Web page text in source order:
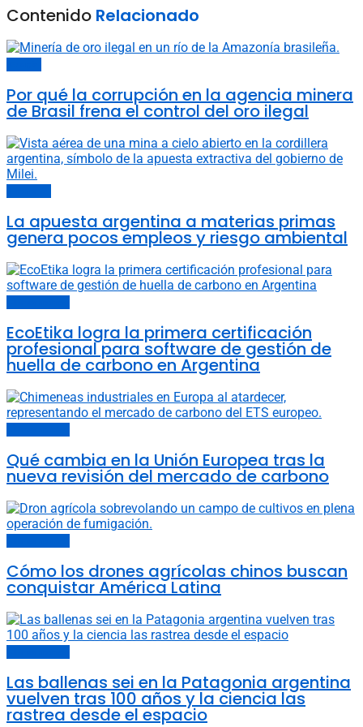
Contenido Relacionado
Por qué la corrupción en la agencia minera
de Brasil frena el control del oro ilegal
La apuesta argentina a materias primas
genera pocos empleos y riesgo ambiental
EcoEtika logra la primera certificación
profesional para software de gestión de
huella de carbono en Argentina
Qué cambia en la Unión Europea tras la
nueva revisión del mercado de carbono
Cómo los drones agrícolas chinos buscan
conquistar América Latina
Las ballenas sei en la Patagonia argentina
vuelven tras 100 años y la ciencia las
rastrea desde el espacio